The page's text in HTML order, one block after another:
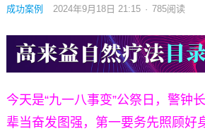
成功案例 2024年9月18日 21:15 · 785阅读
今天是“九一八事变”公祭日，警钟
辈当奋发图强‌，第一要务先照顾好